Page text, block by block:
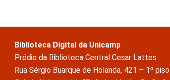
Biblioteca Digital da Unicamp
Prédio da Biblioteca Central Cesar Lattes
Rua Sérgio Buarque de Holanda, 421 – 1º piso